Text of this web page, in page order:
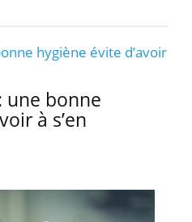
hygiène évite d’avoir
une bonne
à s’en